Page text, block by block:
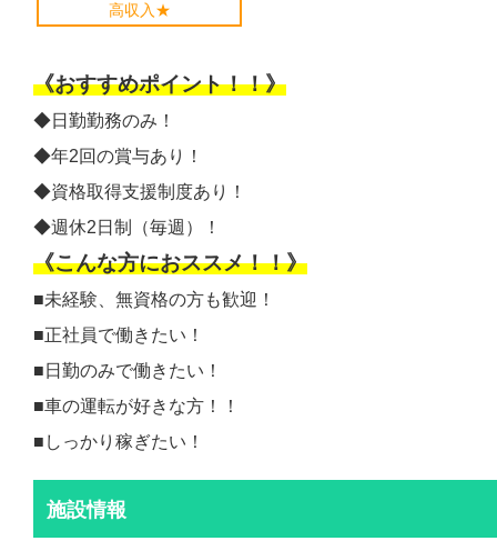
高収入★
《おすすめポイント！！》
◆日勤勤務のみ！
◆年2回の賞与あり！
◆資格取得支援制度あり！
◆週休2日制（毎週）！
《こんな方におススメ！！》
■未経験、無資格の方も歓迎！
■正社員で働きたい！
■日勤のみで働きたい！
■車の運転が好きな方！！
■しっかり稼ぎたい！
施設情報